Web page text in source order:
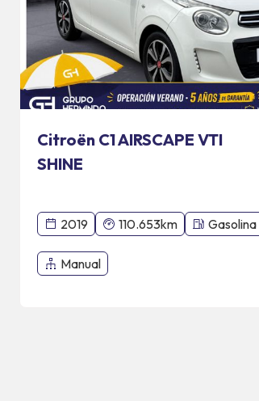
Citroën C1 AIRSCAPE VTI
SHINE
2019 110.653km Gasolina
Manual